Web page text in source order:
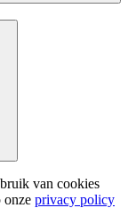
van cookies
onze privacy policy